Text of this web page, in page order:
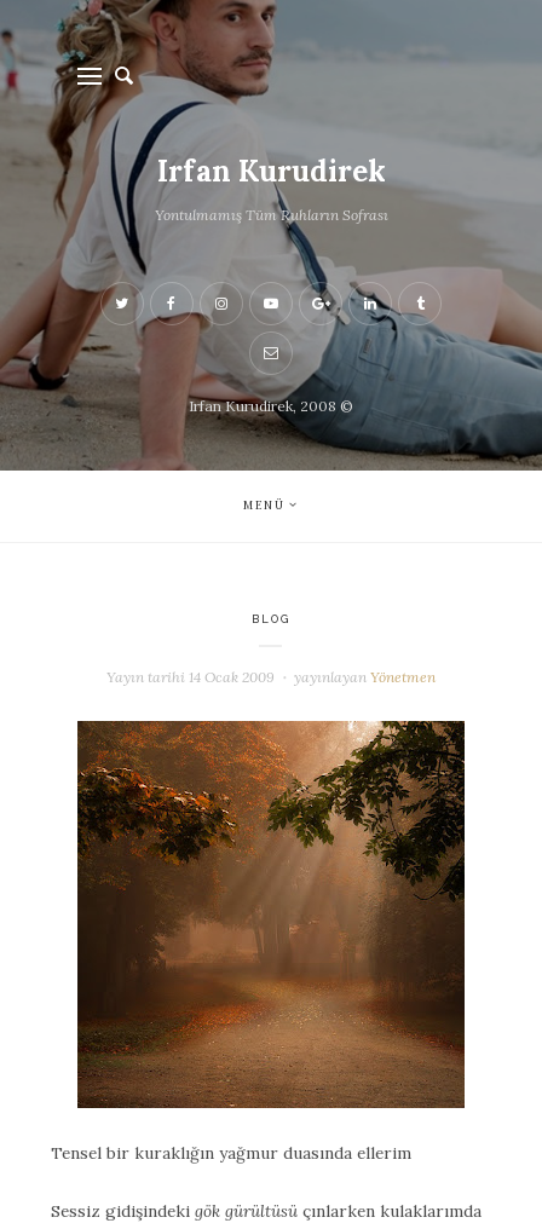
Irfan Kurudirek
Yontulmamış Tüm Ruhların Sofrası
Irfan Kurudirek, 2008 ©
MENÜ
BLOG
Yayın tarihi 14 Ocak 2009 yayınlayanYönetmen
Tensel bir kuraklığın yağmur duasında ellerim
Sessiz gidişindeki gök gürültüsü çınlarken kulaklarımda